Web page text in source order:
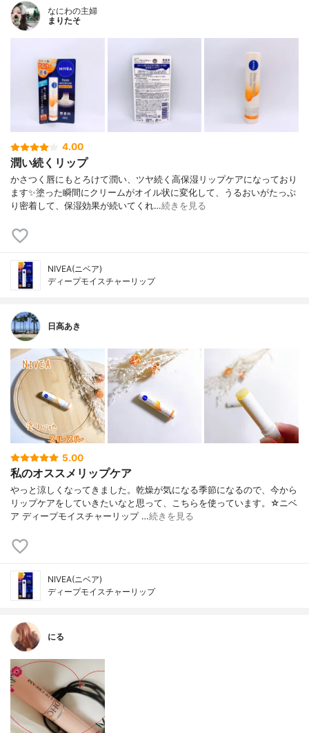
なにわの主婦
まりたそ
4.00
潤い続くリップ
かさつく唇にもとろけて潤い、ツヤ続く高保湿リップケアになっており
ます✨塗った瞬間にクリームがオイル状に変化して、うるおいがたっぷ
り密着して、保湿効果が続いてくれ…続きを見る
NIVEA(ニベア)
ディープモイスチャーリップ
日高あき
5.00
私のオススメリップケア
やっと涼しくなってきました。乾燥が気になる季節になるので、今から
リップケアをしていきたいなと思って、こちらを使っています。☆ニベ
ア ディープモイスチャーリップ …続きを見る
NIVEA(ニベア)
ディープモイスチャーリップ
にる